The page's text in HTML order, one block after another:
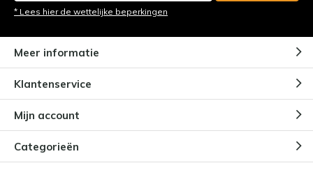
* Lees hier de wettelijke beperkingen
Meer informatie
Klantenservice
Mijn account
Categorieën